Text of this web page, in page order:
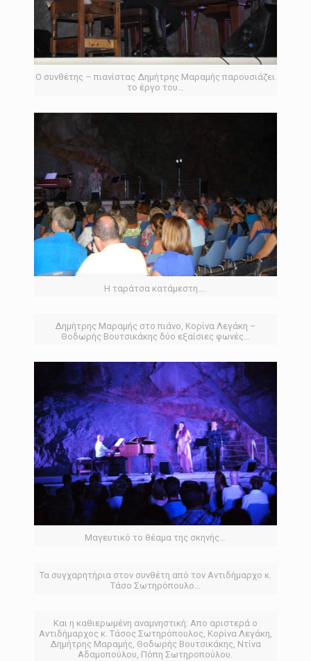
Ο συνθέτης – πιανίστας Δημήτρης Μαραμής παρουσιάζει
το έργο του…
Η ταράτσα κατάμεστη….
Δημήτρης Μαραμής στο πιάνο, Κορίνα Λεγάκη –
Θοδωρής Βουτσικάκης δύο εξαίσιες φωνές…
Μαγευτικό το θέαμα της σκηνής…
Τα συγχαρητήρια στον συνθέτη από τον Αντιδήμαρχο κ.
Τάσο Σωτηρόπουλο…
Και η καθιερωμένη αναμνηστική: Απο αριστερά ο
Αντιδήμαρχος κ. Τάσος Σωτηρόπουλος, Κορίνα Λεγάκη,
Δημήτρης Μαραμής, Θοδωρής Βουτσικάκης, Ντίνα
Αδαμοπούλου, Πόπη Σωτηροπούλου.